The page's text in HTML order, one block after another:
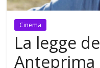
Cinema
La legge
Anteprima